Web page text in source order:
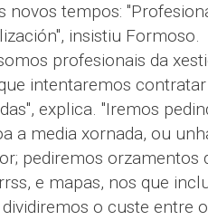
novos tempos:
insistiu
profesionais da
intentaremos
explica. "Iremos
a media xornada, ou
pediremos orzamentos
e mapas, nos que
o custe entre